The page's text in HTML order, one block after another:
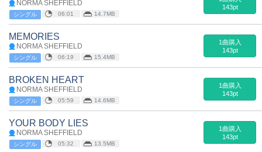
NORMA SHEFFIELD
シングル 06:01 14.7MB
143pt
MEMORIES
NORMA SHEFFIELD
シングル 06:19 15.4MB
1曲購入
143pt
BROKEN HEART
NORMA SHEFFIELD
シングル 05:59 14.6MB
1曲購入
143pt
YOUR BODY LIES
NORMA SHEFFIELD
シングル 05:32 13.5MB
1曲購入
143pt